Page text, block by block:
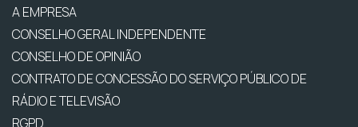
A EMPRESA
CONSELHO GERAL INDEPENDENTE
CONSELHO DE OPINIÃO
CONTRATO DE CONCESSÃO DO SERVIÇO PÚBLICO DE
RÁDIO E TELEVISÃO
RGPD